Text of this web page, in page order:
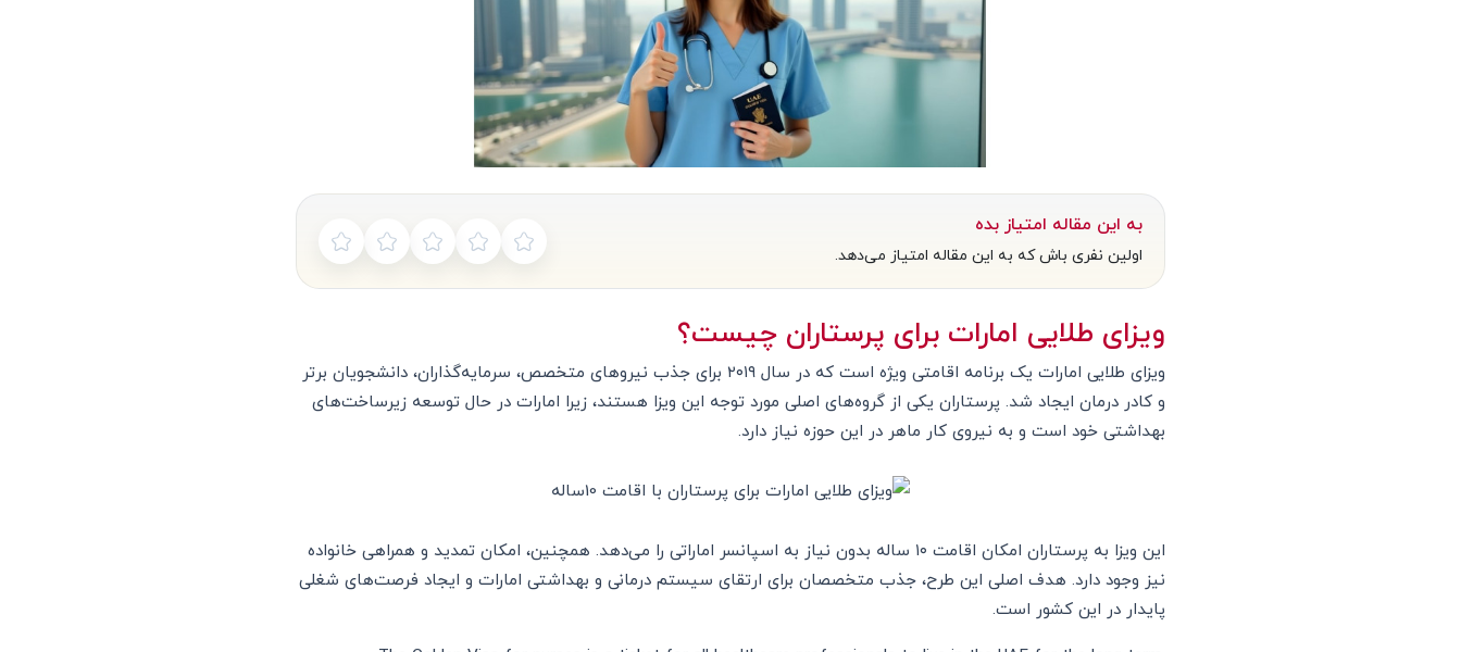
به این مقاله امتیاز بده
اولین نفری باش که به این مقاله امتیاز می‌دهد.
ویزای طلایی امارات برای پرستاران چیست؟
ویزای طلایی امارات یک برنامه اقامتی ویژه است که در سال ۲۰۱۹ برای جذب نیروهای متخصص، سرمایه‌گذاران، دانشجویان برتر
و کادر درمان ایجاد شد. پرستاران یکی از گروه‌های اصلی مورد توجه این ویزا هستند، زیرا امارات در حال توسعه زیرساخت‌های
بهداشتی خود است و به نیروی کار ماهر در این حوزه نیاز دارد.
این ویزا به پرستاران امکان اقامت ۱۰ ساله بدون نیاز به اسپانسر اماراتی را می‌دهد. همچنین، امکان تمدید و همراهی خانواده
نیز وجود دارد. هدف اصلی این طرح، جذب متخصصان برای ارتقای سیستم درمانی و بهداشتی امارات و ایجاد فرصت‌های شغلی
پایدار در این کشور است.